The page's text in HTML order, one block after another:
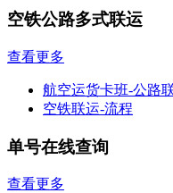
空铁公路多式联运
查看更多
航空运货卡班-公路
空铁联运-流程
单号在线查询
查看更多